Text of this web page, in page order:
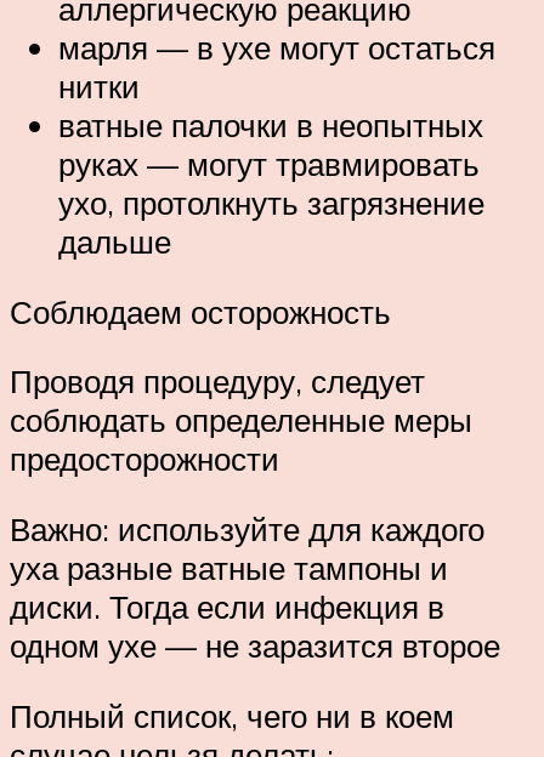
аллергическую реакцию
марля — в ухе могут остаться
нитки
ватные палочки в неопытных
руках — могут травмировать
ухо, протолкнуть загрязнение
дальше
Соблюдаем осторожность
Проводя процедуру, следует
соблюдать определенные меры
предосторожности
Важно: используйте для каждого
уха разные ватные тампоны и
диски. Тогда если инфекция в
одном ухе — не заразится второе
Полный список, чего ни в коем